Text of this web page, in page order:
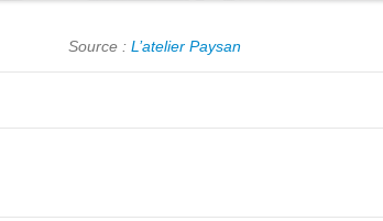
Source : L’atelier Paysan